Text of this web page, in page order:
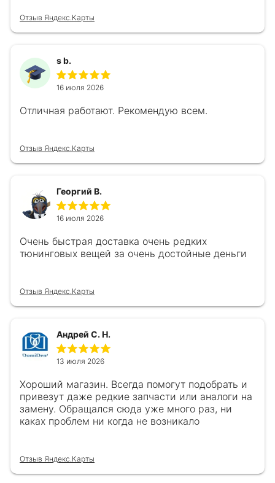
Отзыв Яндекс.Карты
s b.
16 июля 2026
Отличная работают. Рекомендую всем.
Отзыв Яндекс.Карты
Георгий В.
16 июля 2026
Очень быстрая доставка очень редких
тюнинговых вещей за очень достойные деньги
Отзыв Яндекс.Карты
Андрей С. Н.
13 июля 2026
Хороший магазин. Всегда помогут подобрать и
привезут даже редкие запчасти или аналоги на
замену. Обращался сюда уже много раз, ни
каках проблем ни когда не возникало
Отзыв Яндекс.Карты